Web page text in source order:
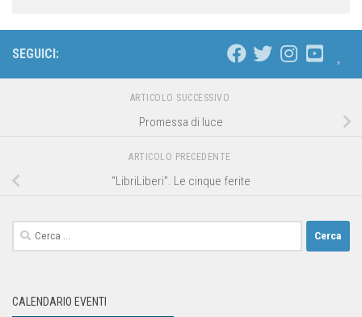
SEGUICI:
ARTICOLO SUCCESSIVO
Promessa di luce
ARTICOLO PRECEDENTE
“LibriLiberi”. Le cinque ferite
CALENDARIO EVENTI